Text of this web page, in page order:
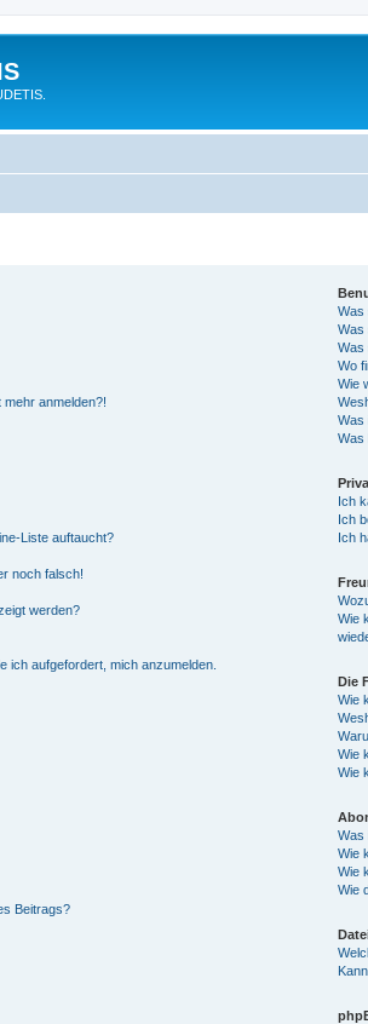
anmelden?!
Liste auftaucht?
noch falsch!
werden?
ich aufgefordert, mich anzumelden.
Beitrags?
Was
Was
Was
Wo
Wie
Was
Was
Ich
Ich
Ich
Wie
Die
Wie
Wie
Wie
Was
Wie
Wie
Wie